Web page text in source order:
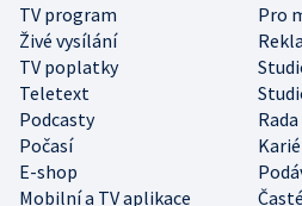
TV program
Pro
Živé vysílání
TV poplatky
Teletext
Podcasty
Rada
Počasí
E-shop
Mobilní a TV aplikace